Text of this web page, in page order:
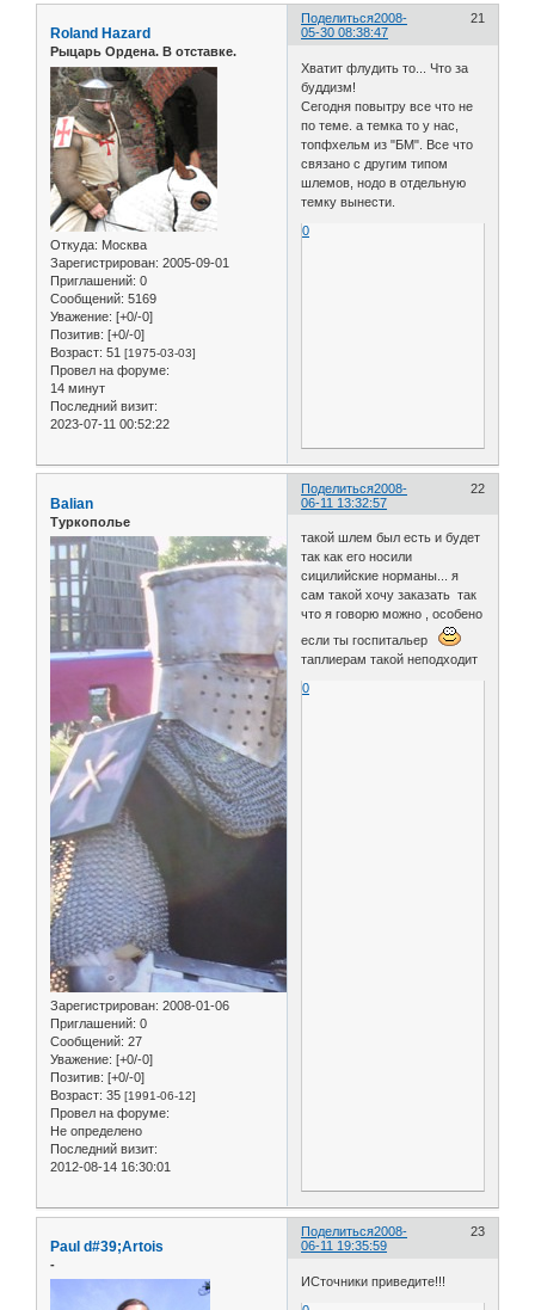
Поделиться 21
2008-
05-30 08:38:47
Roland Hazard
Рыцарь Ордена. В отставке.
Откуда: Москва
Зарегистрирован: 2005-09-01
Приглашений: 0
Сообщений: 5169
Уважение: [+0/-0]
Позитив: [+0/-0]
Возраст: 51 [1975-03-03]
Провел на форуме:
14 минут
Последний визит:
2023-07-11 00:52:22
Хватит флудить то... Что за
буддизм!
Сегодня повытру все что не
по теме. а темка то у нас,
топфхельм из "БМ". Все что
связано с другим типом
шлемов, нодо в отдельную
темку вынести.
0
Поделиться 22
2008-
06-11 13:32:57
Balian
Туркополье
Зарегистрирован: 2008-01-06
Приглашений: 0
Сообщений: 27
Уважение: [+0/-0]
Позитив: [+0/-0]
Возраст: 35 [1991-06-12]
Провел на форуме:
Не определено
Последний визит:
2012-08-14 16:30:01
такой шлем был есть и будет
так как его носили
сицилийские норманы... я
сам такой хочу заказать так
что я говорю можно , особено
если ты госпитальер
таплиерам такой неподходит
0
Поделиться 23
2008-
06-11 19:35:59
Paul d#39;Artois
-
ИСточники приведите!!!